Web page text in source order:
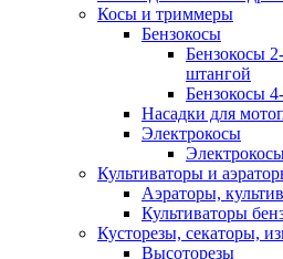
Косы и триммеры
Бензокосы
Бензокосы
штангой
Бензокосы
Насадки для
Электрокосы
Культиваторы и
Аэраторы,
Культиваторы
Кусторезы, секаторы,
Высоторезы